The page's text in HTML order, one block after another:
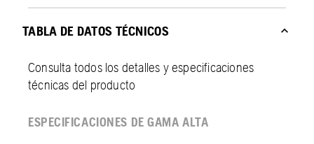
TABLA DE DATOS TÉCNICOS
Consulta todos los detalles y especificaciones
técnicas del producto
ESPECIFICACIONES DE GAMA ALTA